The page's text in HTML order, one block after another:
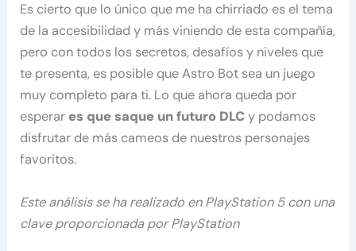
Es cierto que lo único que me ha chirriado es el tema
de la accesibilidad y más viniendo de esta compañía,
pero con todos los secretos, desafíos y niveles que
te presenta, es posible que Astro Bot sea un juego
muy completo para ti. Lo que ahora queda por
esperar es que saque un futuro DLCy podamos
disfrutar de más cameos de nuestros personajes
favoritos.
Este análisis se ha realizado en PlayStation 5 con una
clave proporcionada por PlayStation